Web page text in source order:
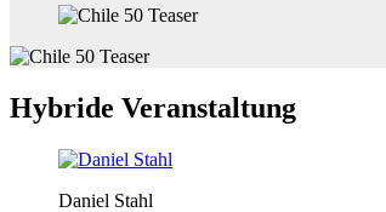
Hybride Veranstaltung
Daniel Stahl